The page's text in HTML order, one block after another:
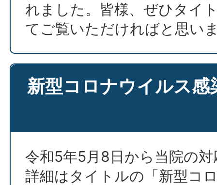
れました。皆様、ぜひタイ
てご覧いただければと思い
新型コロナウイルス感
令和5年5月8日から当院の
詳細はタイトルの「新型コ